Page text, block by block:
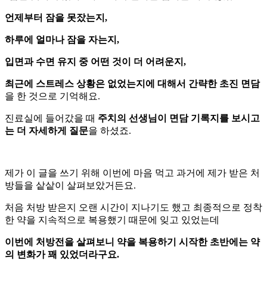
언제부터 잠을 못잤는지,
하루에 얼마나 잠을 자는지,
입면과 수면 유지 중 어떤 것이 더 어려운지,
최근에 스트레스 상황은 없었는지에 대해서 간략한 초진 면담
을 한 것으로 기억해요.
진료실에 들어갔을 때 주치의 선생님이 면담 기록지를 보시고
는 더 자세하게 질문을 하셨죠.
제가 이 글을 쓰기 위해 이번에 마음 먹고 과거에 제가 받은 처
방들을 샅샅이 살펴보았거든요.
처음 처방 받은지 오랜 시간이 지나기도 했고 최종적으로 정착
한 약을 지속적으로 복용했기 때문에 잊고 있었는데
이번에 처방전을 살펴보니 약을 복용하기 시작한 초반에는 약
의 변화가 꽤 있었더라구요.